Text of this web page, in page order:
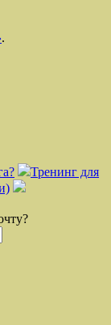
.
Тренинг для